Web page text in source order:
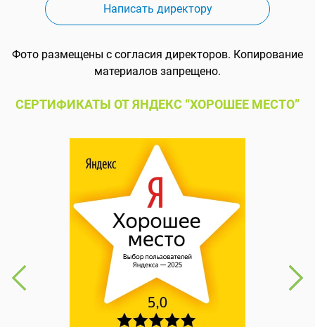
Написать директору
Фото размещены с согласия директоров. Копирование
материалов запрещено.
СЕРТИФИКАТЫ ОТ ЯНДЕКС “ХОРОШЕЕ МЕСТО”